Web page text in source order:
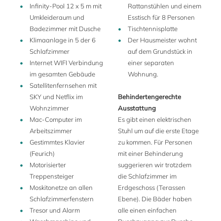
Aufgrund der exponierten Lage mit Blick auf das Meer ist
die weitläufige 100 m2 große Terrasse der Mittelpunkt der
Villa. Sie verfügt über bequeme Sitzgelegenheiten, einen
Essbereich im Freien und ein unglaubliches Panorama auf
das Mittelmeer, die Inseln Gorgona, Capraia und an klaren
Tagen bis nach Elba und Korsika. Ein Weg führt zum
herrlichen Infinity-Pool mit Blick auf das Meer und
entspannenden Sonnenliegen, einem Umkleideraum, einer
Dusche und einer Tischtennisplatte für Familienspaß nach
dem Schwimmen. Wenn Sie lieber im Meer baden möchten,
können Sie über Stufen zum direkten Meerzugang zum
Wasser hinuntersteigen. Hier finden Sie eine Plattform mit
Sonnenliegen.
Für eine Portion Stadtleben können Sie eine kurze Fahrt
zum bezaubernden Castiglioncello unternehmen, einem
Badeort mit einer Vielzahl von Geschäften und lebhaften
Restaurants. Die Villa ist außerdem günstig gelegen, nur 10
Minuten von der Autobahn entfernt, sodass Sie
Infinity-Pool 12 x 5 m mit
Umkleideraum und
Badezimmer mit Dusche
Klimaanlage in 5 der 6
Schlafzimmer
Internet WIFI Verbindung
im gesamten Gebäude
Satellitenfernsehen mit
SKY und Netflix im
Wohnzimmer
Mac-Computer im
Arbeitszimmer
Gestimmtes Klavier
(Feurich)
Motorisierter
Treppensteiger
Moskitonetze an allen
Schlafzimmerfenstern
Tresor und Alarm
Rattanstühlen und einem
Esstisch für 8 Personen
Tischtennisplatte
Der Hausmeister wohnt
auf dem Grundstück in
einer separaten
Wohnung.
Behindertengerechte
Ausstattung
Es gibt einen elektrischen
Stuhl um auf die erste Etage
zu kommen. Für Personen
mit einer Behinderung
suggerieren wir trotzdem
die Schlafzimmer im
Erdgeschoss (Terassen
Ebene). Die Bäder haben
alle einen einfachen